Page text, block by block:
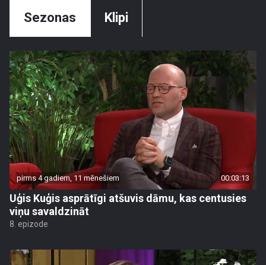
Sezonas Klipi
pirms 4 gadiem, 11 mēnešiem 00:03:13
Uģis Kuģis asprātīgi atšuvis dāmu, kas centusies
viņu savaldzināt
8. epizode